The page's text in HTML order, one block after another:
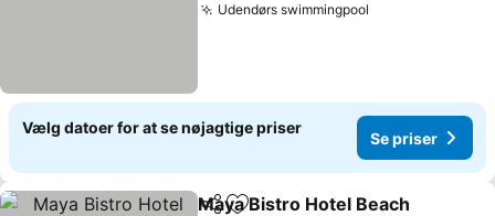
Udendørs swimmingpool
Vælg datoer for at se nøjagtige priser
Se priser
Maya Bistro Hotel Beach